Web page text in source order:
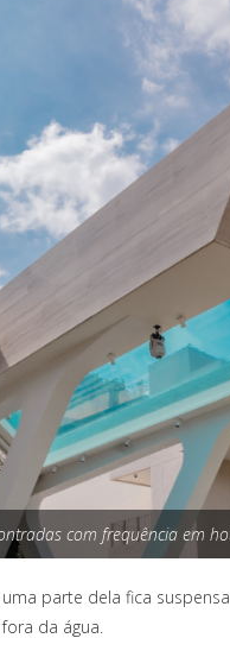
com frequência em
parte dela fica
da água.